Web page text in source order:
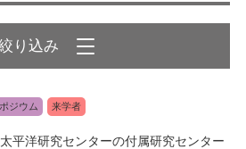
ジウム 来学者
平洋研究センターの付属研究センター